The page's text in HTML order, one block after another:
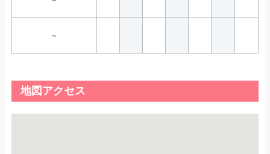
～
地図アクセス